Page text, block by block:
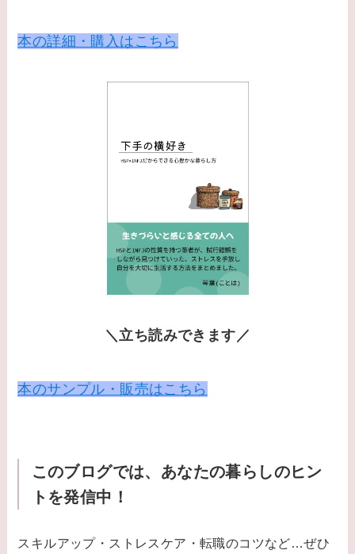
本の詳細・購入はこちら
＼立ち読みできます／
本のサンプル・販売はこちら
このブログでは、あなたの暮らしのヒン
トを発信中！
スキルアップ・ストレスケア・転職のコツなど…ぜひ